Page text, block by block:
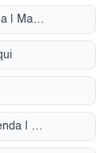
Cobertura com ar condicionado para Venda | Mandaqui
Apartamento com ar condicionado para Venda | Mandaqui